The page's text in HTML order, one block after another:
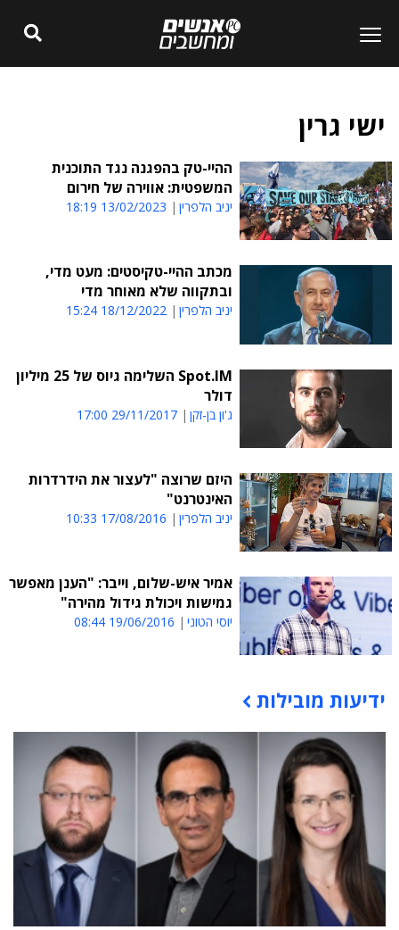
ישי גרין
ההיי-טק בהפגנה נגד התוכנית
המשפטית: אווירה של חירום
יניב הלפרין 13/02/2023 18:19
מכתב ההיי-טקיסטים: מעט מדי,
ובתקווה שלא מאוחר מדי
יניב הלפרין 18/12/2022 15:24
Spot.IM השלימה גיוס של 25 מיליון
דולר
ג'ון בן-זקן 29/11/2017 17:00
היזם שרוצה "לעצור את הידרדרות
האינטרנט"
יניב הלפרין 17/08/2016 10:33
אמיר איש-שלום, וייבר: "הענן מאפשר
גמישות ויכולת גידול מהירה"
יוסי הטוני 19/06/2016 08:44
תוכן פרסומי
ידיעות מובילות